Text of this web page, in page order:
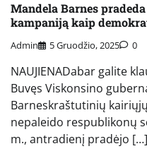
Mandela Barnes
kampaniją kaip
Admin 5 Gruodžio, 2025 0
NAUJIENADabar galite
Buvęs Viskonsino
Barneskraštutinių
nepaleido respublikonų
m., antradienį pradėjo […]